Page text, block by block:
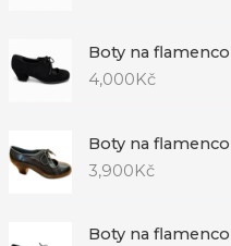
Boty na flamenco
4,000 Kč
Boty na flamenco
3,900 Kč
Boty na flamenco